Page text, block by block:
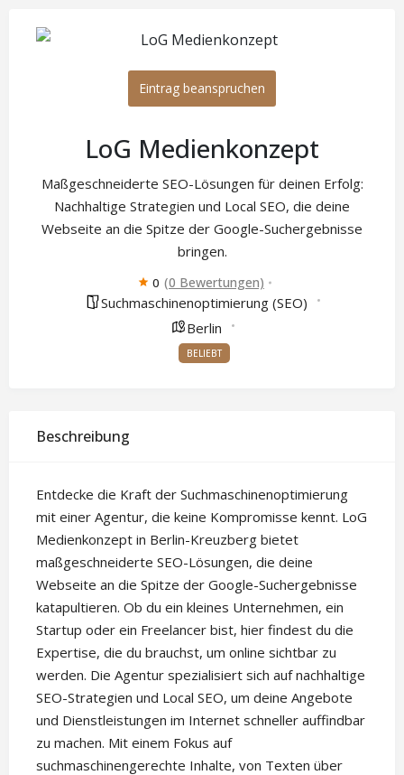
Eintrag beanspruchen
LoG Medienkonzept
Maßgeschneiderte SEO-Lösungen für deinen Erfolg:
Nachhaltige Strategien und Local SEO, die deine
Webseite an die Spitze der Google-Suchergebnisse
bringen.
0 (0 Bewertungen)
Suchmaschinenoptimierung (SEO)
Berlin
BELIEBT
Beschreibung
Entdecke die Kraft der Suchmaschinenoptimierung
mit einer Agentur, die keine Kompromisse kennt. LoG
Medienkonzept in Berlin-Kreuzberg bietet
maßgeschneiderte SEO-Lösungen, die deine
Webseite an die Spitze der Google-Suchergebnisse
katapultieren. Ob du ein kleines Unternehmen, ein
Startup oder ein Freelancer bist, hier findest du die
Expertise, die du brauchst, um online sichtbar zu
werden. Die Agentur spezialisiert sich auf nachhaltige
SEO-Strategien und Local SEO, um deine Angebote
und Dienstleistungen im Internet schneller auffindbar
zu machen. Mit einem Fokus auf
suchmaschinengerechte Inhalte, von Texten über